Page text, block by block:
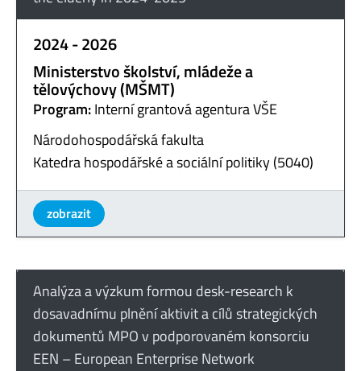
2024 - 2026
Ministerstvo školství, mládeže a
tělovýchovy (MŠMT)
Program:Interní grantová agentura VŠE
Národohospodářská fakulta
Katedra hospodářské a sociální politiky (5040)
zobrazit
Analýza a výzkum formou desk-research k
dosavadnímu plnění aktivit a cílů strategických
dokumentů MPO v podporovaném konsorciu
EEN – European Enterprise Network